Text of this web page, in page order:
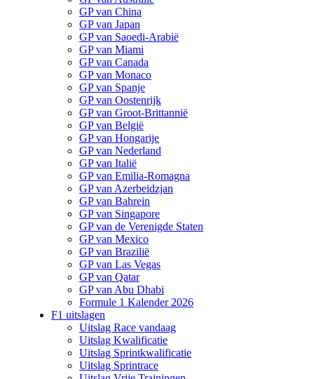
GP van China
GP van Japan
GP van Saoedi-Arabië
GP van Miami
GP van Canada
GP van Monaco
GP van Spanje
GP van Oostenrijk
GP van Groot-Brittannië
GP van België
GP van Hongarije
GP van Nederland
GP van Italië
GP van Emilia-Romagna
GP van Azerbeidzjan
GP van Bahrein
GP van Singapore
GP van de Verenigde Staten
GP van Mexico
GP van Brazilië
GP van Las Vegas
GP van Qatar
GP van Abu Dhabi
Formule 1 Kalender 2026
F1 uitslagen
Uitslag Race vandaag
Uitslag Kwalificatie
Uitslag Sprintkwalificatie
Uitslag Sprintrace